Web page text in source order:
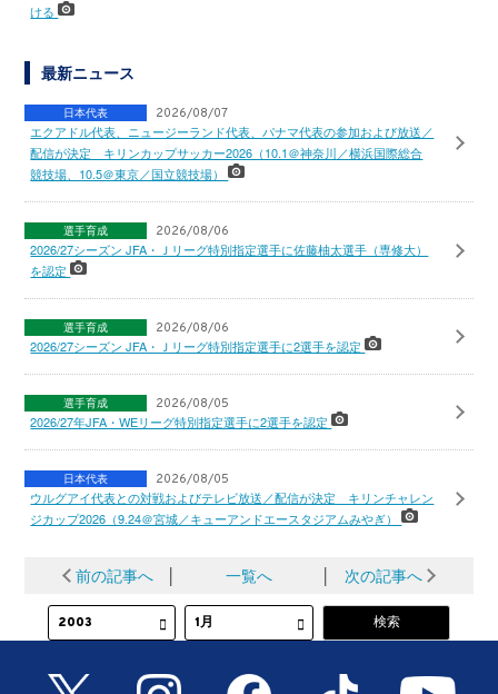
ける
最新ニュース
日本代表 2026/08/07
エクアドル代表、ニュージーランド代表、パナマ代表の参加および放送／
配信が決定 キリンカップサッカー2026（10.1＠神奈川／横浜国際総合
競技場、10.5＠東京／国立競技場）
選手育成 2026/08/06
2026/27シーズン JFA・Ｊリーグ特別指定選手に佐藤柚太選手（専修大）
を認定
選手育成 2026/08/06
2026/27シーズン JFA・Ｊリーグ特別指定選手に2選手を認定
選手育成 2026/08/05
2026/27年JFA・WEリーグ特別指定選手に2選手を認定
日本代表 2026/08/05
ウルグアイ代表との対戦およびテレビ放送／配信が決定 キリンチャレン
ジカップ2026（9.24＠宮城／キューアンドエースタジアムみやぎ）
前の記事へ │ 一覧へ │ 次の記事へ